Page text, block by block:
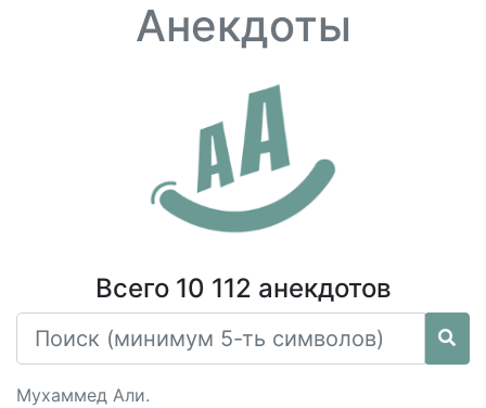
Анекдоты
Всего 10 112 анекдотов
Мухаммед Али.